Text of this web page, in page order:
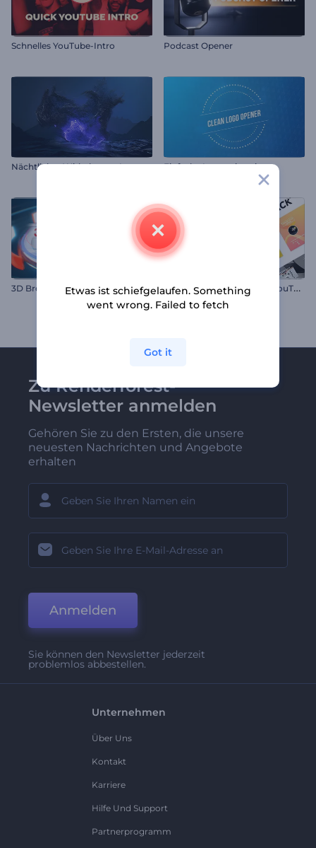
Schnelles YouTube-Intro Podcast Opener
Nächtlicher Wirbelsturm Logo Einfache Logoanimation
3D Broadcast Globus F
inal Bildschirmpaket für YouTube
Zu Renderforest-
Newsletter anmelden
Gehören Sie zu den Ersten, die unsere
neuesten Nachrichten und Angebote
erhalten
Anmelden
Sie können den Newsletter jederzeit
problemlos abbestellen.
Unternehmen
Über Uns
Kontakt
Karriere
Hilfe Und Support
Partnerprogramm
Etwas ist schiefgelaufen. Something
went wrong. Failed to fetch
Got it